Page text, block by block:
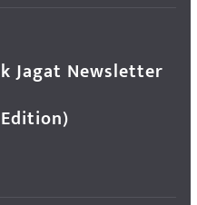
Jagat Newsletter